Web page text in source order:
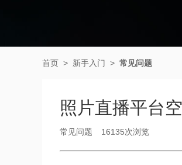
首页 > 新手入门 > 常见问题
照片直播平台
常见问题 16135次浏览